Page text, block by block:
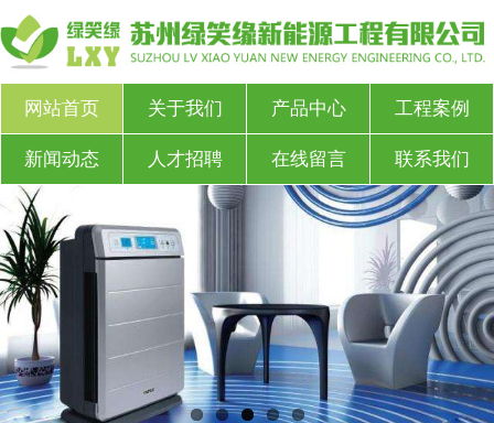
网站首页 关于我们 产品中心 工程案例
新闻动态 人才招聘 在线留言 联系我们